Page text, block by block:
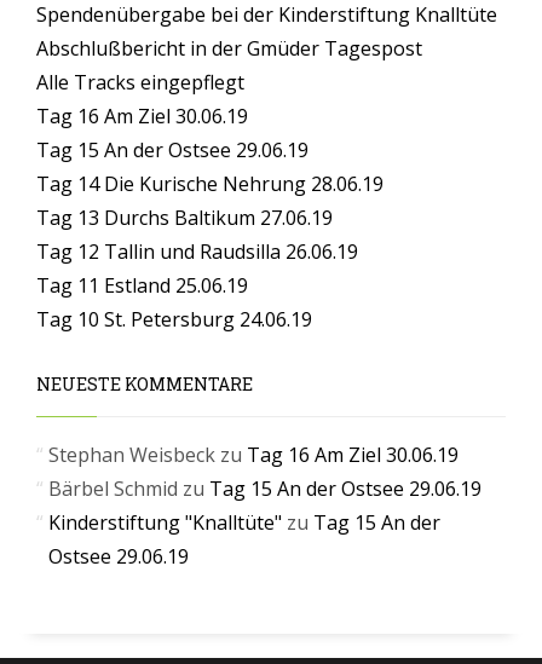
Spendenübergabe bei der Kinderstiftung Knalltüte
Abschlußbericht in der Gmüder Tagespost
Alle Tracks eingepflegt
Tag 16 Am Ziel 30.06.19
Tag 15 An der Ostsee 29.06.19
Tag 14 Die Kurische Nehrung 28.06.19
Tag 13 Durchs Baltikum 27.06.19
Tag 12 Tallin und Raudsilla 26.06.19
Tag 11 Estland 25.06.19
Tag 10 St. Petersburg 24.06.19
NEUESTE KOMMENTARE
Stephan Weisbeck zu Tag 16 Am Ziel 30.06.19
Bärbel Schmid zu Tag 15 An der Ostsee 29.06.19
Kinderstiftung "Knalltüte" zu Tag 15 An der
Ostsee 29.06.19